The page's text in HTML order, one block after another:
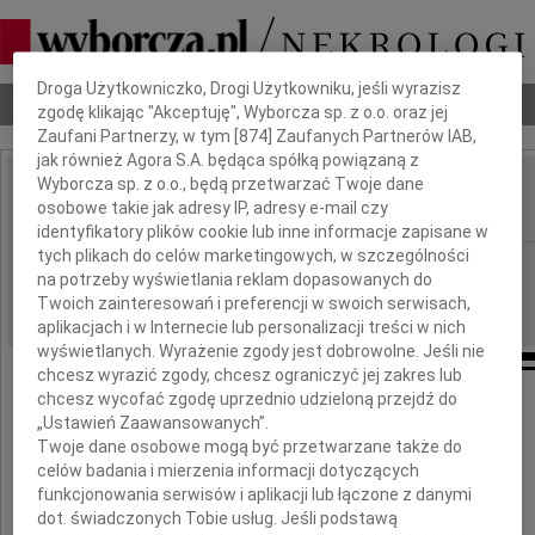
Nekrologi Odeszli Poradnik pogrzebowy
IMIĘ I NAZWISKO: Sława Masłowska
REGION: Wrocław
DATA EMISJI: 24.06.2022
Sławę Masłowską
Dbamy o Twoją prywatność
Droga Użytkowniczko, Drogi Użytkowniku, jeśli wyrazisz
zgodę klikając "Akceptuję", Wyborcza sp. z o.o. oraz jej
Zaufani Partnerzy, w tym [874 ] Zaufanych Partnerów IAB,
jak również Agora S.A. będąca spółką powiązaną z
Wyborcza sp. z o.o., będą przetwarzać Twoje dane
osobowe takie jak adresy IP, adresy e-mail czy
identyfikatory plików cookie lub inne informacje zapisane w
tych plikach do celów marketingowych, w szczególności
na potrzeby wyświetlania reklam dopasowanych do
Twoich zainteresowań i preferencji w swoich serwisach,
aplikacjach i w Internecie lub personalizacji treści w nich
wyświetlanych. Wyrażenie zgody jest dobrowolne. Jeśli nie
chcesz wyrazić zgody, chcesz ograniczyć jej zakres lub
chcesz wycofać zgodę uprzednio udzieloną przejdź do
„Ustawień Zaawansowanych”.
Twoje dane osobowe mogą być przetwarzane także do
celów badania i mierzenia informacji dotyczących
funkcjonowania serwisów i aplikacji lub łączone z danymi
dot. świadczonych Tobie usług. Jeśli podstawą